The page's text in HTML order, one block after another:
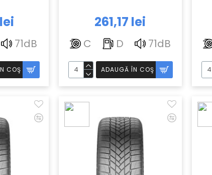
71dB
COŞ
261,17 lei
C D 71dB
ADAUGĂ ÎN COŞ